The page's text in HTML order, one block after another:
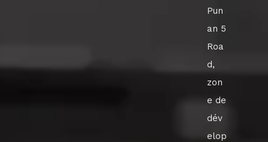
Pun
an 5
Roa
d,
zon
e de
dév
elop